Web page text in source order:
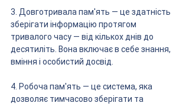
3. Довготривала пам'ять — це здатність
зберігати інформацію протягом
тривалого часу — від кількох днів до
десятиліть. Вона включає в себе знання,
вміння і особистий досвід.
4. Робоча пам'ять — це система, яка
дозволяє тимчасово зберігати та